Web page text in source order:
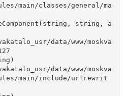
main/classes/general/ma
string, a
main/include/urlrewrit